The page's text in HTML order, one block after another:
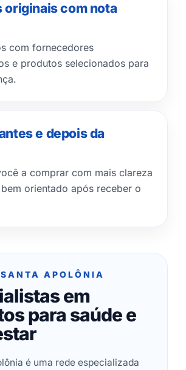
originais com nota
com fornecedores
e produtos selecionados para
e depois da
a comprar com mais clareza
orientado após receber o
APOLÔNIA
em
para saúde e
é uma rede especializada